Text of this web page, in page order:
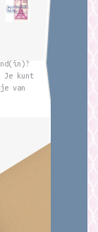
Je kunt
van